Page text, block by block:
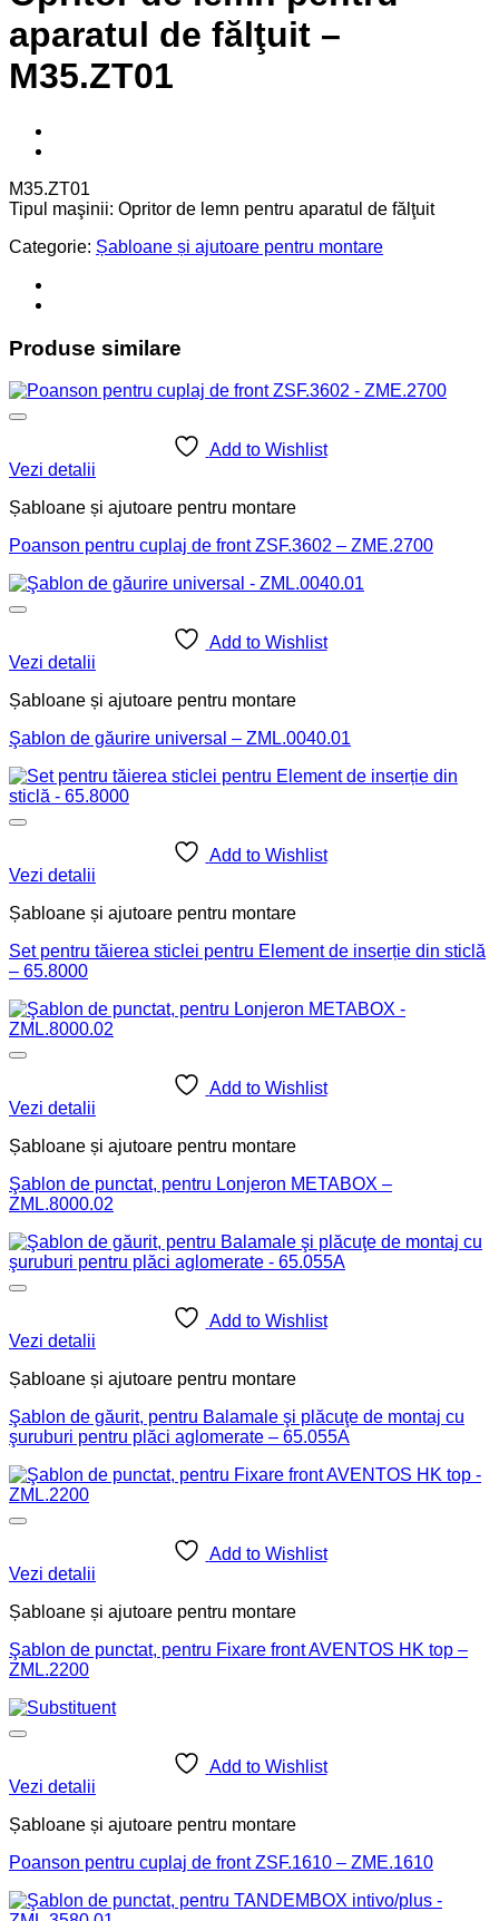
aparatul de fălţuit –
M35.ZT01
M35.ZT01
Tipul maşinii: Opritor de lemn pentru aparatul de fălţuit
Categorie: Șabloane și ajutoare pentru montare
Produse similare
Add to Wishlist
Vezi detalii
Șabloane și ajutoare pentru montare
Poanson pentru cuplaj de front ZSF.3602 – ZME.2700
Add to Wishlist
Vezi detalii
Șabloane și ajutoare pentru montare
Şablon de găurire universal – ZML.0040.01
Add to Wishlist
Vezi detalii
Șabloane și ajutoare pentru montare
Set pentru tăierea sticlei pentru Element de inserție din sticlă
– 65.8000
Add to Wishlist
Vezi detalii
Șabloane și ajutoare pentru montare
Şablon de punctat, pentru Lonjeron METABOX –
ZML.8000.02
Add to Wishlist
Vezi detalii
Șabloane și ajutoare pentru montare
Şablon de găurit, pentru Balamale şi plăcuţe de montaj cu
şuruburi pentru plăci aglomerate – 65.055A
Add to Wishlist
Vezi detalii
Șabloane și ajutoare pentru montare
Şablon de punctat, pentru Fixare front AVENTOS HK top –
ZML.2200
Add to Wishlist
Vezi detalii
Șabloane și ajutoare pentru montare
Poanson pentru cuplaj de front ZSF.1610 – ZME.1610